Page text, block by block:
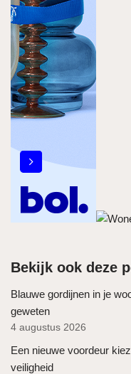
Bekijk ook deze
Blauwe gordijnen in je
geweten
4 augustus 2026
Een nieuwe voordeur
veiligheid